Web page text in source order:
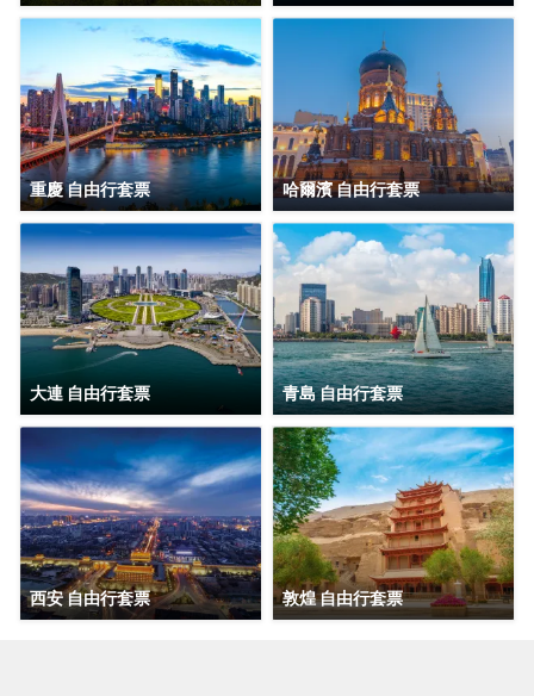
早上07：20一班車子送往迪士尼樂園，晚上第二場煙花結束
接回預計時間約22：00左右。是商務、休閒、會務的理想酒
店。
重慶 自由行套票 哈爾濱 自由行套票
大連 自由行套票 青島 自由行套票
西安 自由行套票 敦煌 自由行套票